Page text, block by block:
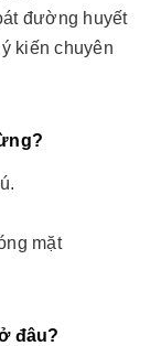
đường huyết
kiến chuyên
mặt
đâu?